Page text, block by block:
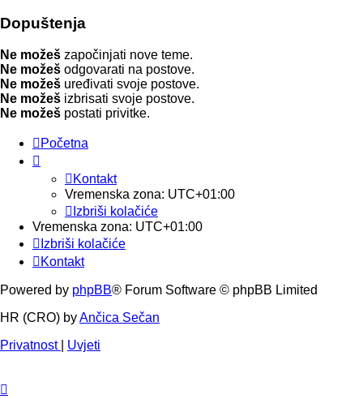
Dopuštenja
Ne možeš započinjati nove teme.
Ne možeš odgovarati na postove.
Ne možeš uređivati svoje postove.
Ne možeš izbrisati svoje postove.
Ne možeš postati privitke.
Početna
Kontakt
Vremenska zona: UTC+01:00
Izbriši kolačiće
Vremenska zona: UTC+01:00
Izbriši kolačiće
Kontakt
Powered by phpBB® Forum Software © phpBB Limited
HR (CRO) byAnčica Sečan
Privatnost
Uvjeti